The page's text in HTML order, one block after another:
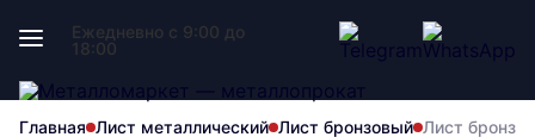
Ежедневно с 9:00 до
18:00
Главная Лист металлический Лист бронзовый Лист